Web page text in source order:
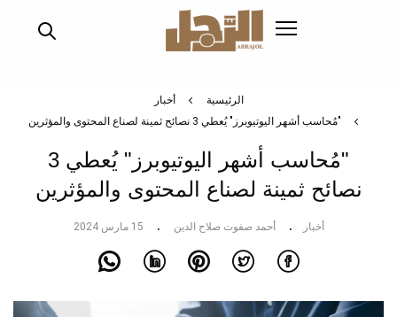
الرئيسية
أخبار
"مُحاسب أشهر اليوتيوبرز" يُعطي 3 نصائح ثمينة لصناع المحتوى والمؤثرين
"مُحاسب أشهر اليوتيوبرز" يُعطي 3
نصائح ثمينة لصناع المحتوى والمؤثرين
أخبار أحمد صفوت صلاح الدين 15 مارس 2024